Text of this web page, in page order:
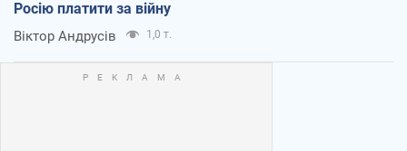
Росію платити за війну
Віктор Андрусів 1,0 т.